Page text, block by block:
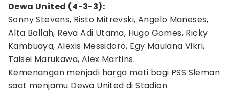
Dewa United (4-3-3):
Sonny Stevens, Risto Mitrevski, Angelo Maneses,
Alta Ballah, Reva Adi Utama, Hugo Gomes, Ricky
Kambuaya, Alexis Messidoro, Egy Maulana Vikri,
Taisei Marukawa, Alex Martins.
Kemenangan menjadi harga mati bagi PSS Sleman
saat menjamu Dewa United di Stadion